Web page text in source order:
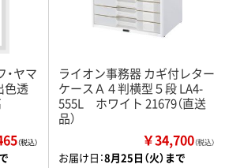
・ヤマ
色透
ライオン事務器 カギ付レター
ケースＡ４判横型５段 LA4-
555L ホワイト 21679（直送
品）
￥34,700（税込）
お届け日：8月25日（火）まで